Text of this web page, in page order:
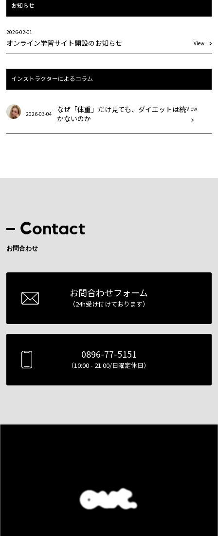
お知らせ
2026-02-01
オンライン学習サイト開設のお知らせ View
インストラクターによるコラム
2026-03-04
なぜ「体重」だけ見ても、ダイエットは続
かないのか
View
Contact
お問合わせ
お問合わせフォーム
（24h受け付けております）
0896-77-5151
（10:00 - 21:00/日曜定休日）
and
out.
MAJORA